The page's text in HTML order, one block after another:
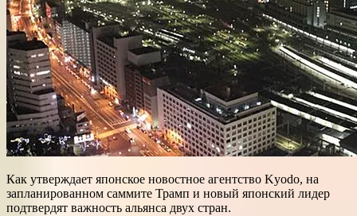
Как утверждает японское новостное агентство Kyodo, на
запланированном саммите Трамп и новый японский лидер
подтвердят важность альянса двух стран.